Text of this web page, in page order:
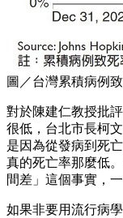
圖／台灣累積病例
對於陳建仁教授批
很低，台北市長柯
是因為從發病到死
真的死亡率那麼低
間差」這個事實，
如果非要用流行病